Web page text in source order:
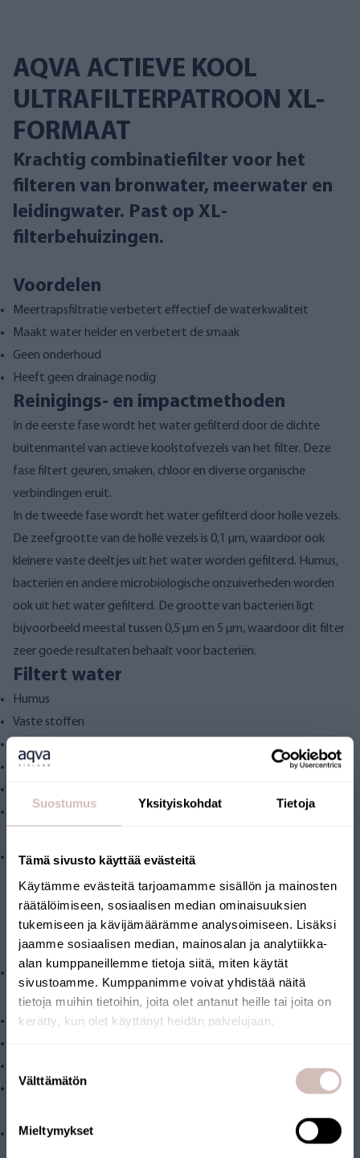
Suostumus Yksityiskohdat Tietoja
Tämä sivusto käyttää evästeitä
Käytämme evästeitä tarjoamamme sisällön ja mainosten
räätälöimiseen, sosiaalisen median ominaisuuksien
tukemiseen ja kävijämäärämme analysoimiseen. Lisäksi
jaamme sosiaalisen median, mainosalan ja analytiikka-
alan kumppaneillemme tietoja siitä, miten käytät
sivustoamme. Kumppanimme voivat yhdistää näitä
tietoja muihin tietoihin, joita olet antanut heille tai joita on
kerätty, kun olet käyttänyt heidän palvelujaan.
valinta
Välttämätön
Mieltymykset
AQVA ACTIEVE KOOL
ULTRAFILTERPATROON XL-
FORMAAT
Krachtig combinatiefilter voor het
filteren van bronwater, meerwater en
leidingwater. Past op XL-
filterbehuizingen.
Voordelen
Meertrapsfiltratie verbetert effectief de waterkwaliteit
Maakt water helder en verbetert de smaak
Geen onderhoud
Heeft geen drainage nodig
Reinigings- en impactmethoden
In de eerste fase wordt het water gefilterd door de dichte
buitenmantel van actieve koolstofvezels van het filter. Deze
fase filtert geuren, smaken, chloor en diverse organische
verbindingen eruit.
In de tweede fase wordt het water gefilterd door holle vezels.
De zeefgrootte van de holle vezels is 0,1 µm, waardoor ook
kleinere vaste deeltjes uit het water worden gefilterd. Humus,
bacteriën en andere microbiologische onzuiverheden worden
ook uit het water gefilterd. De grootte van bacteriën ligt
bijvoorbeeld meestal tussen 0,5 µm en 5 µm, waardoor dit filter
zeer goede resultaten behaalt voor bacteriën.
Filtert water
Humus
Vaste stoffen
Bacteriën
Organische verbindingen, zoals langketenige PFAS-
blauwgroene algen**
**Voor een volledige zuivering van blauwalgtoxines adviseren
wij omgekeerde osmosetechnologie, bijvoorbeeldhet AQVA
Smart EVO drinkwater-omgekeerde osmoseapparaat
Inhoud van het pakket
Technische kenmerken
Aanbevolen debiet ca. 15 liter per minuut, 1-3 waterpunten.
De filterpatroon past op de XL-formaat filterbehuizing (20" BB
Bedrijfstemperatuur: 2-30 °C
Leveringsland